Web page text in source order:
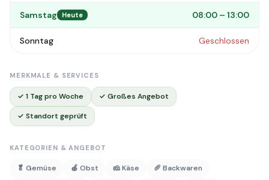
Samstag Heute 08:00 – 13:00
Sonntag Geschlossen
MERKMALE & SERVICES
✓ 1 Tag pro Woche ✓ Großes Angebot
✓ Standort geprüft
KATEGORIEN & ANGEBOT
🥬 Gemüse 🍎 Obst 🧀 Käse
🥖 Backwaren